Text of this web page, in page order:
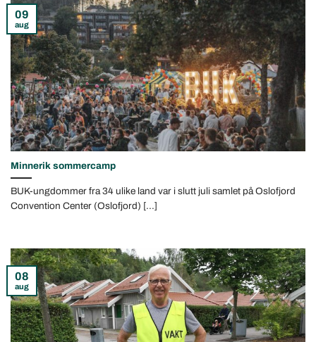
Minnerik sommercamp
BUK-ungdommer fra 34 ulike land var i slutt juli samlet på Oslofjord
Convention Center (Oslofjord) [...]
09
aug
08
aug